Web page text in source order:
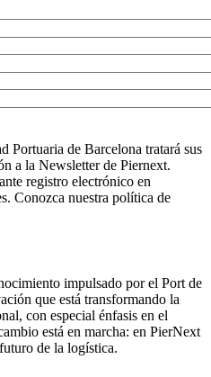
Portuaria de Barcelona tratará sus
a la Newsletter de Piernext.
registro electrónico en
Conozca nuestra política de
impulsado por el Port de
que está transformando la
con especial énfasis en el
está en marcha: en PierNext
de la logística.